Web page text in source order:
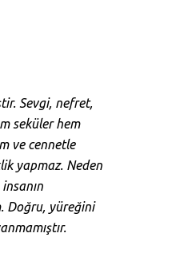
Sevgi, nefret,
seküler hem
ve cennetle
yapmaz. Neden
Doğru, yüreğini